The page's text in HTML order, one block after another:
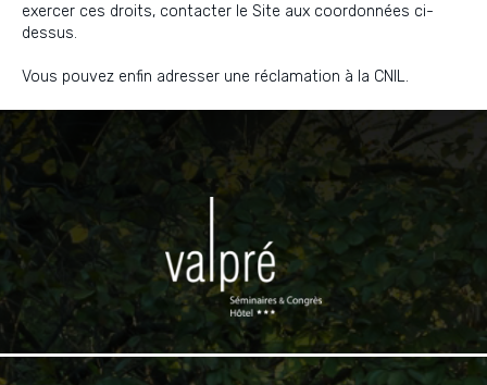
exercer ces droits, contacter le Site aux coordonnées ci-
dessus.
Vous pouvez enfin adresser une réclamation à la CNIL.